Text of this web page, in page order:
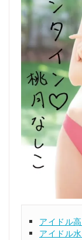
アイドル
アイドル